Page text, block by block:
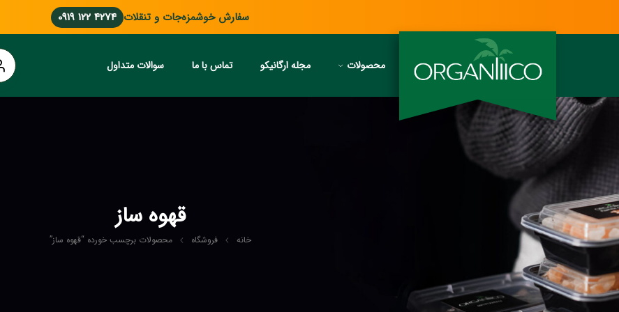
سفارش خوشمزه‌جات و تنقلات 0919 122 4274
محصولات مجله ارگانیکو تماس با ما سوالات متداول
قهوه ساز
خانه فروشگاه محصولات برچسب خورده “قهوه ساز”